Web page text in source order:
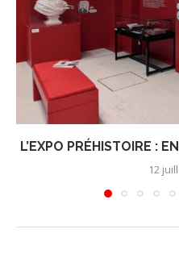
L’EXPO PRÉHISTOIRE :
12